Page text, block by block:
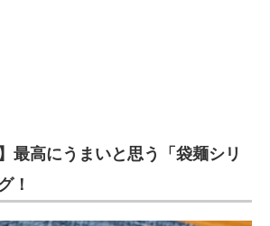
最高にうまいと思う「袋麺シリ
！